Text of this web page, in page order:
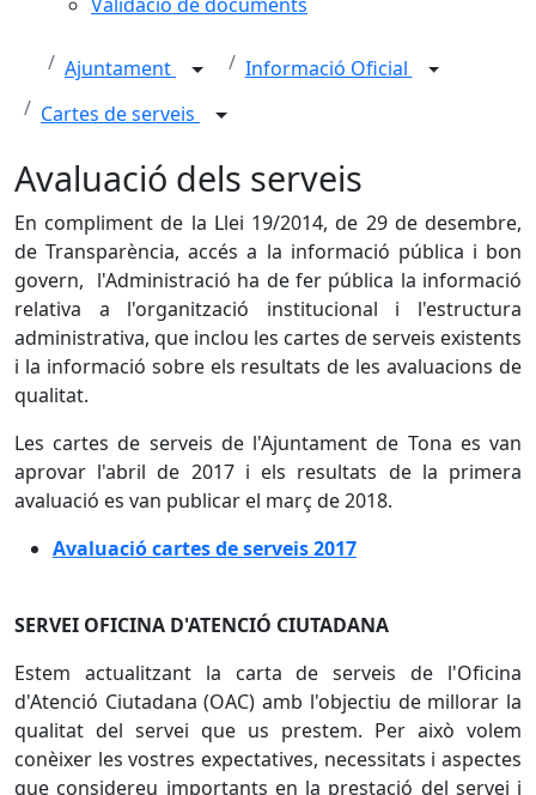
Ajuntament
Informació Oficial
Cartes de serveis
Avaluació dels serveis
En compliment de la Llei 19/2014, de 29 de desembre,
de Transparència, accés a la informació pública i bon
govern, l'Administració ha de fer pública la informació
relativa a l'organització institucional i l'estructura
administrativa, que inclou les cartes de serveis existents
i la informació sobre els resultats de les avaluacions de
qualitat.
Les cartes de serveis de l'Ajuntament de Tona es van
aprovar l'abril de 2017 i els resultats de la primera
avaluació es van publicar el març de 2018.
Avaluació cartes de serveis 2017
SERVEI OFICINA D'ATENCIÓ CIUTADANA
Estem actualitzant la carta de serveis de l'Oficina
d'Atenció Ciutadana (OAC) amb l'objectiu de millorar la
qualitat del servei que us prestem. Per això volem
conèixer les vostres expectatives, necessitats i aspectes
que considereu importants en la prestació del servei i